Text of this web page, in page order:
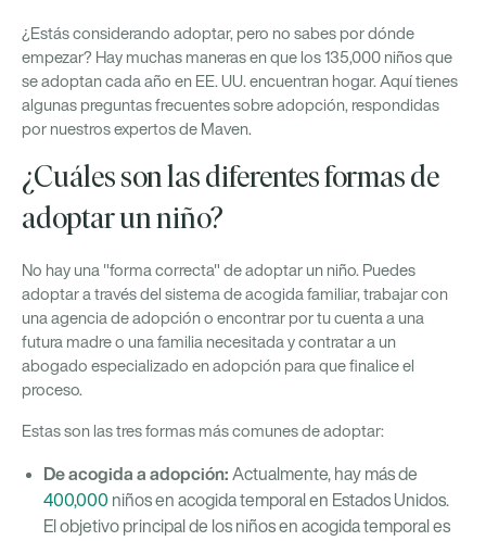
¿Estás considerando adoptar, pero no sabes por dónde
empezar? Hay muchas maneras en que los 135,000 niños que
se adoptan cada año en EE. UU. encuentran hogar. Aquí tienes
algunas preguntas frecuentes sobre adopción, respondidas
por nuestros expertos de Maven.
¿Cuáles son las diferentes formas de
adoptar un niño?
No hay una "forma correcta" de adoptar un niño. Puedes
adoptar a través del sistema de acogida familiar, trabajar con
una agencia de adopción o encontrar por tu cuenta a una
futura madre o una familia necesitada y contratar a un
abogado especializado en adopción para que finalice el
proceso.
Estas son las tres formas más comunes de adoptar:
De acogida a adopción: Actualmente, hay más de
400,000 niños en acogida temporal en Estados Unidos.
El objetivo principal de los niños en acogida temporal es